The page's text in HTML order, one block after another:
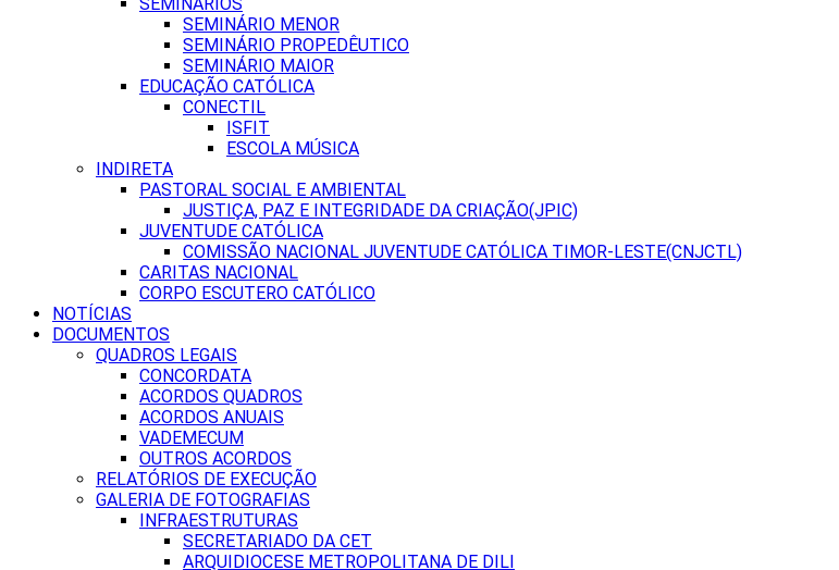
SEMINÁRIO MENOR
SEMINÁRIO PROPEDÊUTICO
SEMINÁRIO MAIOR
EDUCAÇÃO CATÓLICA
CONECTIL
ISFIT
ESCOLA MÚSICA
INDIRETA
PASTORAL SOCIAL E AMBIENTAL
JUSTIÇA, PAZ E INTEGRIDADE DA CRIAÇÃO(JPIC)
JUVENTUDE CATÓLICA
COMISSÃO NACIONAL JUVENTUDE CATÓLICA TIMOR-LESTE(CNJCTL)
CARITAS NACIONAL
CORPO ESCUTERO CATÓLICO
NOTÍCIAS
DOCUMENTOS
QUADROS LEGAIS
CONCORDATA
ACORDOS QUADROS
ACORDOS ANUAIS
VADEMECUM
OUTROS ACORDOS
RELATÓRIOS DE EXECUÇÃO
GALERIA DE FOTOGRAFIAS
INFRAESTRUTURAS
SECRETARIADO DA CET
ARQUIDIOCESE METROPOLITANA DE DILI